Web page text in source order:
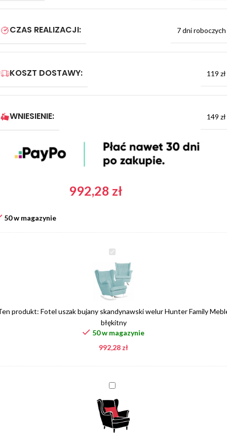
CZAS REALIZACJI: 7 dni roboczych
KOSZT DOSTAWY: 119 zł
WNIESIENIE: 149 zł
992,28 zł
50 w magazynie
Fotel
uszak
bujany
skandynawski
welur
Family
Meble
produkt: Fotel uszak bujany skandynawski welur Hunter Family
błękitny
50 w magazynie
992,28 zł
Poduszka
kolorze
tkaniny
mebla